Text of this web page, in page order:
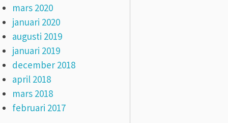
mars 2020
januari 2020
augusti 2019
januari 2019
december 2018
april 2018
mars 2018
februari 2017